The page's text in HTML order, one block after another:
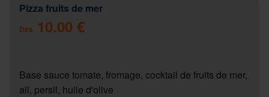
Pizza fruits de mer
Dès 10.00 €
Base sauce tomate, fromage, cocktail de fruits de mer,
ail, persil, huile d'olive